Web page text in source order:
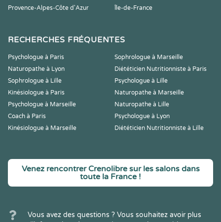
Provence-Alpes-Côte d'Azur
Île-de-France
RECHERCHES FRÉQUENTES
Psychologue à Paris
Sophrologue à Marseille
Naturopathe à Lyon
Diététicien Nutritionniste à Paris
Sophrologue à Lille
Psychologue à Lille
Kinésiologue à Paris
Naturopathe à Marseille
Psychologue à Marseille
Naturopathe à Lille
Coach à Paris
Psychologue à Lyon
Kinésiologue à Marseille
Diététicien Nutritionniste à Lille
Venez rencontrer Crenolibre sur les salons dans
toute la France !
Vous avez des questions ? Vous souhaitez avoir plus